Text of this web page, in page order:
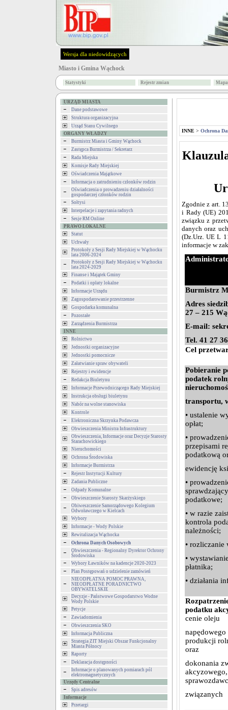
Wersja dla niedowidzących
Miasto i Gmina Wąchock
Statystyki Rejestr zmian
URZĄD MIASTA
Dane podstawowe
Struktura organizacyjna
Urząd Stanu Cywilnego
ORGANY WŁADZY
Burmistrz Miasta i Gminy Wąchock
Zastępca Burmistrza / Sekretarz
Rada Miejska
Komisje Rady Miejskiej
Oświadczenia Majątkowe
Informacja o zatrudnieniu członków rodzin
Oświadczenia o prowadzeniu działalności
gospodarczej członków rodzin
Sołtysi
Interpelacje i zapytania radnych
Sesje RM Online
PRAWO LOKALNE
Statut
Uchwały
Protokoły z Sesji Rady Miejskiej w Wąchocku
lata 2006-2024
Protokoły z Sesji Rady Miejskiej w Wąchocku
lata 2024-2029
Finanse i Majątek Gminy
Podatki i opłaty lokalne
Informacje Urzędu
Zagospodarowanie przestrzenne
Gospodarka komunalna
Pozostałe
Zarządzenia Burmistrza
INNE
Rolnictwo
Jednostki organizacyjne
Jednostki pomocnicze
Załatwianie spraw obywateli
Rejestry i ewidencje
Redakcja Biuletynu
Informacje Przewodniczącego Rady Miejskiej
Instrukcja obsługi biuletynu
Nabór na wolne stanowiska
Kontrole
Elektroniczna Skrzynka Podawcza
Obwieszczenia Ministra Infrastruktury
Obwieszczenia, Informacje oraz Decyzje Starosty
Starachowickiego
Nieruchomości
Ochrona Środowiska
Informacje Burmistrza
Rejestr Instytucji Kultury
Zadania Publiczne
Odpady Komunalne
Obwieszczenie Starosty Skarżyskiego
Obiweszczenie Samorządowego Kolegium
Odwoławczego w Kielcach
Wybory
Informacje - Wody Polskie
Rewitalizacja Wąchocka
Ochrona Danych Osobowych
Obwieszczenia - Regionalny Dyrektor Ochrony
Środowiska
Wybory Ławników na kadencje 2020-2023
Plan Postępowań o udzielenie zamówień
NIEODPŁATNA POMOC PRAWNA,
NIEODPŁATNE PORADNICTWO
OBYWATELSKIE
Decyzje - Państwowe Gospodarstwo Wodne
Wody Polskie
Petycje
Zawiadomienia
Obwieszczenia SKO
Informacja Publiczna
Strategia ZIT Miejski Obszar Funkcjonalny
Miasta Północy
Raporty
Deklaracja dostępności
Informacje o planowanych pomiarach pól
elektromagnetycznych
Urzędy Centralne
Spis adresów
Informacje
Przetargi
INNE > Ochrona
Zgodnie z art.
i Rady (UE)
związku z
danych oraz
(Dz.Urz. UE L
informacje w
Burmistrz
Adres
27 – 215
E-mail:
Tel. 41 27
Cel
Pobieranie
podatek
transportu,
• ustalenie
opłat;
•
przepisami
podatkową
ewidencję
•
podatkowe;
• w razie
kontrola
należności;
• rozliczanie
•
płatnika;
• działania
podatku
cenie oleju
produkcji
oraz
dokonania
związanych